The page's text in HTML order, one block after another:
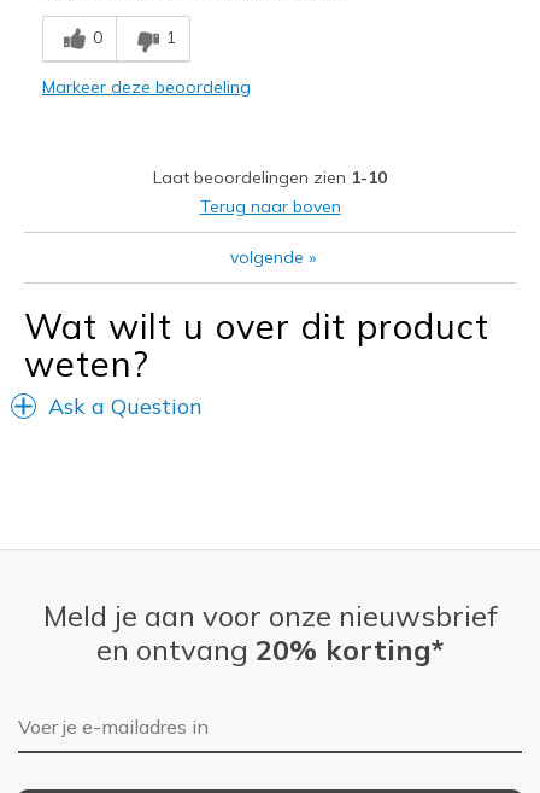
Stylish
Beste toepassingen
Feels half size too big
View On Shoes
Shoes are for Wearing
0 1
Markeer deze beoordeling
Laat beoordelingen zien 1-10
Terug naar boven
volgende »
Wat wilt u over dit product
weten?
Ask a Question
Meld je aan voor onze nieuwsbrief
en ontvang 20% korting*
E-mailadres